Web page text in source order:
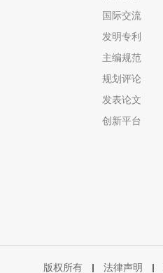
国际交流
发明专利
主编规范
规划评论
发表论文
创新平台
版权所有 法律声明